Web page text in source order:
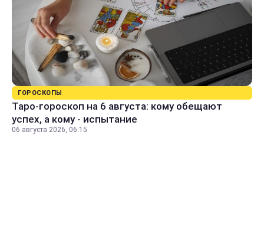
ГОРОСКОПЫ
Таро-гороскоп на 6 августа: кому обещают
успех, а кому - испытание
06 августа 2026, 06:15